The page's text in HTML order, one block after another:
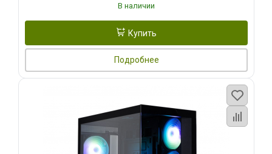
В наличии
Купить
Подробнее